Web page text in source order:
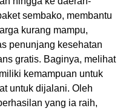
sembako, membantu
kurang mampu,
penunjang kesehatan
gratis. Baginya, melihat
kemampuan untuk
untuk dijalani. Oleh
yang ia raih,